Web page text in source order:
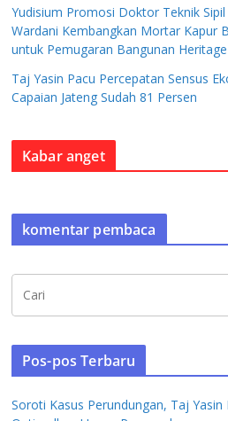
Yudisium Promosi Doktor Teknik Sipil
Wardani Kembangkan Mortar Kapur
untuk Pemugaran Bangunan Heritage
Taj Yasin Pacu Percepatan Sensus
Capaian Jateng Sudah 81 Persen
Kabar anget
komentar pembaca
Pos-pos Terbaru
Soroti Kasus Perundungan, Taj Yasin